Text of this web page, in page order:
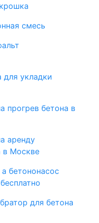
смесь
укладки
прогрев бетона в
аренду
в Москве
бетононасос
для бетона